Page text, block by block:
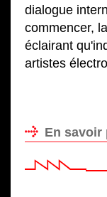
dialogue
commencer,
éclairant
artistes
En savoir